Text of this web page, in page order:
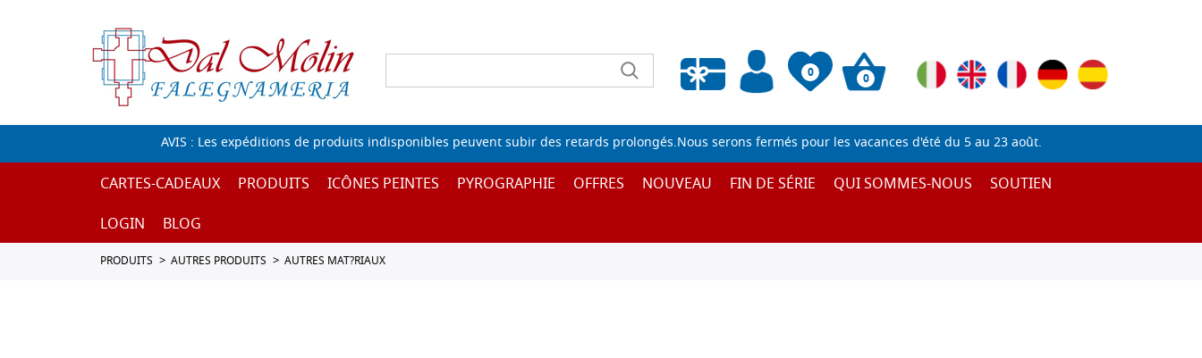
0
Liste de souhaits vide
0
AVIS : Les expéditions de produits indisponibles peuvent subir des retards prolongés.Nous serons fermés pour les vacances d'été du 5 au 23 août.
CARTES-CADEAUX PRODUITS ICÔNES PEINTES PYROGRAPHIE OFFRES NOUVEAU FIN DE SÉRIE QUI SOMMES-NOUS
SOUTIEN
LOGIN
BLOG
PRODUITS AUTRES PRODUITS AUTRES MAT?RIAUX